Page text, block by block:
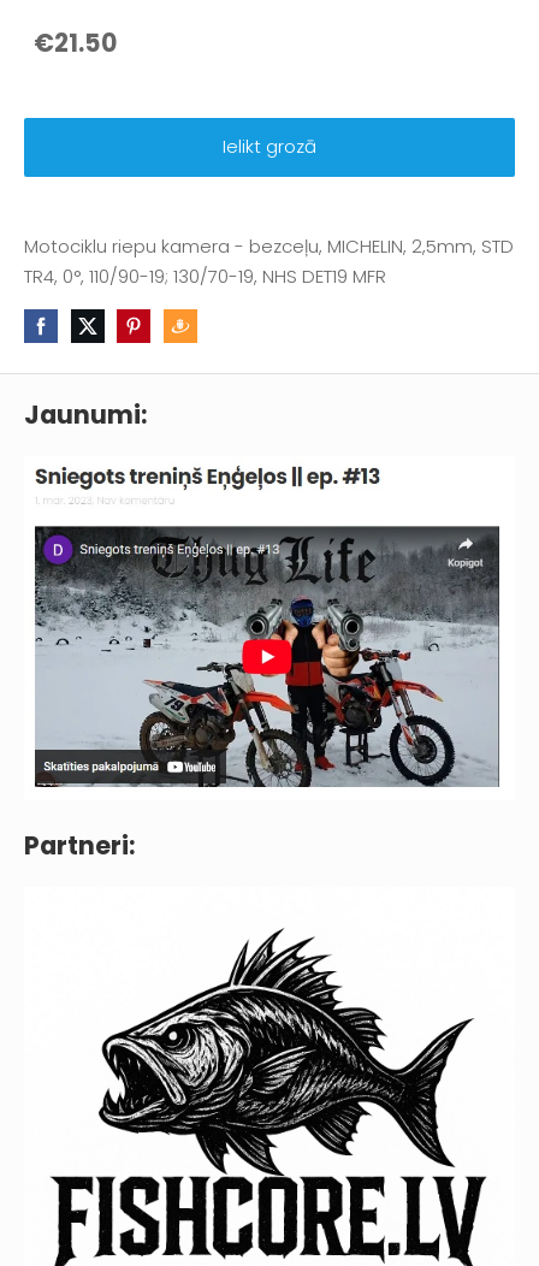
Jaunumi:
Partneri:
€21.50
Ielikt grozā
Motociklu riepu kamera - bezceļu, MICHELIN, 2,5mm, STD
TR4, 0°, 110/90-19; 130/70-19, NHS DET19 MFR